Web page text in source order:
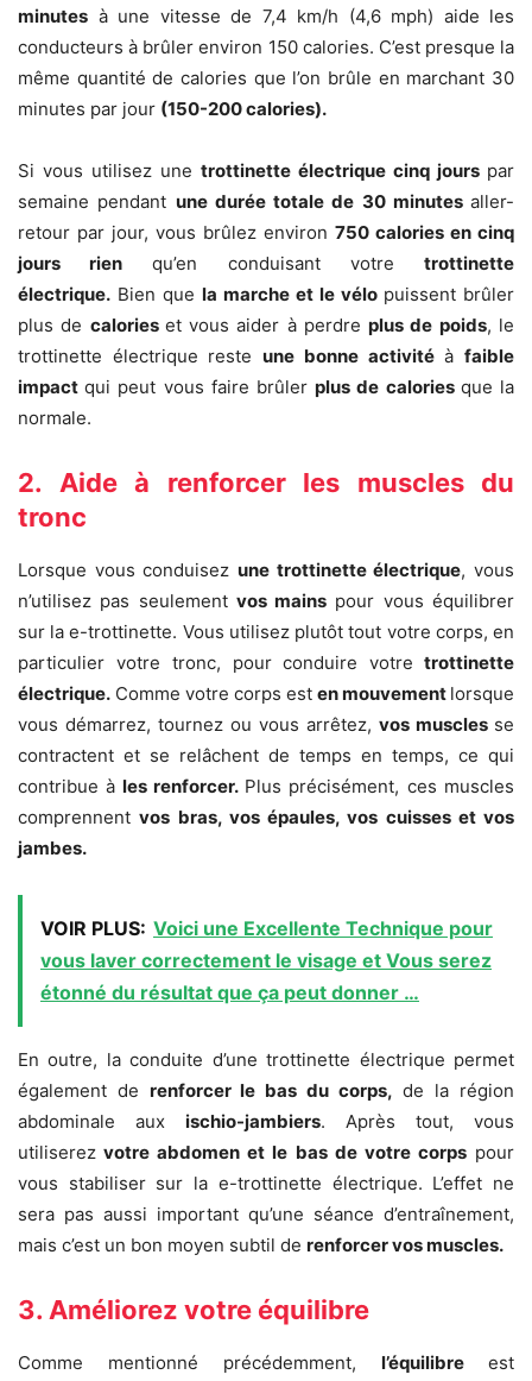
minutes à une vitesse de 7,4 km/h (4,6 mph) aide les
conducteurs à brûler environ 150 calories. C’est presque la
même quantité de calories que l’on brûle en marchant 30
minutes par jour (150-200 calories).
Si vous utilisez une trottinette électrique cinq jours par
semaine pendant une durée totale de 30 minutes aller-
retour par jour, vous brûlez environ 750 calories en cinq
jours rien qu’en conduisant votretrottinette
électrique. Bien que la marche et le vélo puissent brûler
plus de calories et vous aider à perdreplus de poids, le
trottinette électrique resteune bonne activitéàfaible
impactqui peut vous faire brûlerplus de calories que la
normale.
2. Aide à renforcer les muscles du
tronc
Lorsque vous conduisez une trottinette électrique, vous
n’utilisez pas seulement vos mains pour vous équilibrer
sur la e-trottinette. Vous utilisez plutôt tout votre corps, en
particulier votre tronc, pour conduire votre trottinette
électrique. Comme votre corps est en mouvement lorsque
vous démarrez, tournez ou vous arrêtez, vos muscles se
contractent et se relâchent de temps en temps, ce qui
contribue à les renforcer. Plus précisément, ces muscles
comprennentvos bras, vos épaules, vos cuisses et vos
jambes.
VOIR PLUS: Voici une Excellente Technique pour
vous laver correctement le visage et Vous serez
étonné du résultat que ça peut donner …
En outre, la conduite d’une trottinette électrique permet
également de renforcer le bas du corps, de la région
abdominale aux ischio-jambiers. Après tout, vous
utiliserez votre abdomen et le bas de votre corpspour
vous stabiliser sur la e-trottinette électrique. L’effet ne
sera pas aussi important qu’une séance d’entraînement,
mais c’est un bon moyen subtil de renforcer vos muscles.
3. Améliorez votre équilibre
Comme mentionné précédemment, l’équilibre est